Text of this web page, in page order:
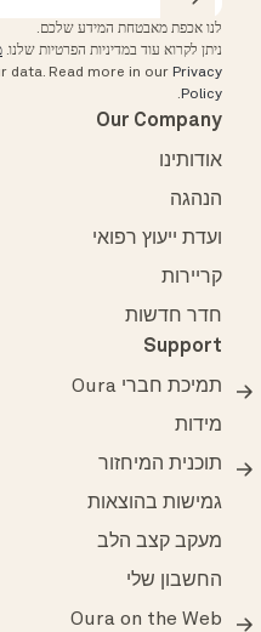
לנו אכפת מאבטחת המידע שלכם.
ניתן לקרוא עוד במדיניות הפרטיות שלנו.
data. Read more in our Privacy
Policy
.
Our Company
אודותינו
הנהגה
ועדת ייעוץ רפואי
קריירות
חדר חדשות
Support
תמיכת חברי Oura
מידות
תוכנית המיחזור
גמישות בהוצאות
מעקב קצב הלב
החשבון שלי
Oura on the Web